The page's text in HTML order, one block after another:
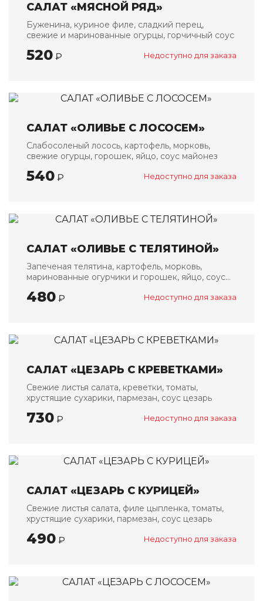
Салаты
Первые блюда
Гарниры
Детское меню
Напитки
ОПЛАТА И ДОСТАВКА
АКЦИИ
КОНТАКТЫ
САЛАТ «МЯСНОЙ РЯД»
Буженина, куриное филе, сладкий перец,
свежие и маринованные огурцы, горчичный соус
520 ₽ Недоступно для заказа
САЛАТ «ОЛИВЬЕ С ЛОСОСЕМ»
Слабосоленый лосось, картофель, морковь,
свежие огурцы, горошек, яйцо, соус майонез
540 ₽ Недоступно для заказа
САЛАТ «ОЛИВЬЕ С ТЕЛЯТИНОЙ»
Запеченая телятина, картофель, морковь,
маринованные огурчики и горошек, яйцо, соус
480 ₽ Недоступно для заказа
САЛАТ «ЦЕЗАРЬ С КРЕВЕТКАМИ»
Свежие листья салата, креветки, томаты,
хрустящие сухарики, пармезан, соус цезарь
730 ₽ Недоступно для заказа
САЛАТ «ЦЕЗАРЬ С КУРИЦЕЙ»
Свежие листья салата, филе цыпленка, томаты,
хрустящие сухарики, пармезан, соус цезарь
490 ₽ Недоступно для заказа